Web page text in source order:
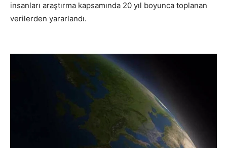
insanları araştırma kapsamında 20 yıl boyunca toplanan
verilerden yararlandı.